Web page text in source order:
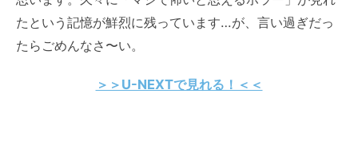
たという記憶が鮮烈に残っています…が、言い過ぎだっ
たらごめんなさ〜い。
＞＞U-NEXTで見れる！＜＜